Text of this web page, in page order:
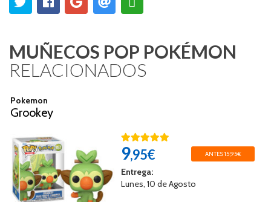
MUÑECOS POP POKÉMON
RELACIONADOS
Pokemon
Grookey
9,95€ ANTES 15,95€
Entrega:
Lunes, 10 de Agosto